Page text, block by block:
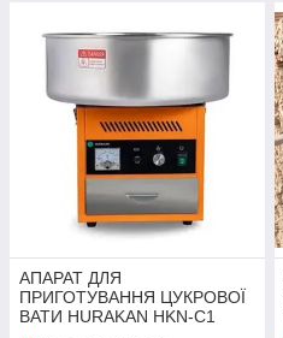
АПАРАТ ДЛЯ
ПРИГОТУВАННЯ ЦУКРОВОЇ
ВАТИ HURAKAN HKN-C1